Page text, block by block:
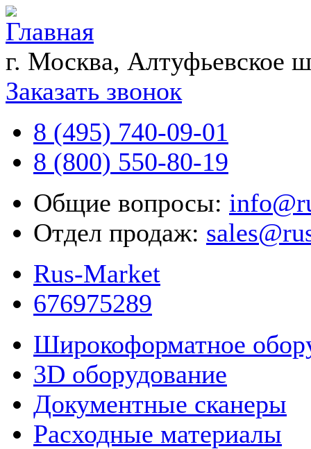
г. Москва, Алтуфьевское
Заказать звонок
8 (495) 740-09-01
8 (800) 550-80-19
Общие вопросы:
Отдел продаж:
Rus-Market
676975289
Широкоформатное
3D оборудование
Документные сканеры
Расходные материалы